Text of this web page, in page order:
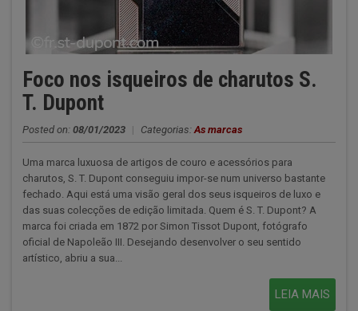
Foco nos isqueiros de charutos S.
T. Dupont
Posted on: 08/01/2023 | Categorias:As marcas
Uma marca luxuosa de artigos de couro e acessórios para
charutos, S. T. Dupont conseguiu impor-se num universo bastante
fechado. Aqui está uma visão geral dos seus isqueiros de luxo e
das suas colecções de edição limitada. Quem é S. T. Dupont? A
marca foi criada em 1872 por Simon Tissot Dupont, fotógrafo
oficial de Napoleão III. Desejando desenvolver o seu sentido
artístico, abriu a sua...
LEIA MAIS